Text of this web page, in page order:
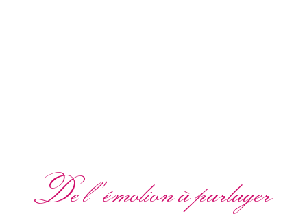
De l'émotion à partager